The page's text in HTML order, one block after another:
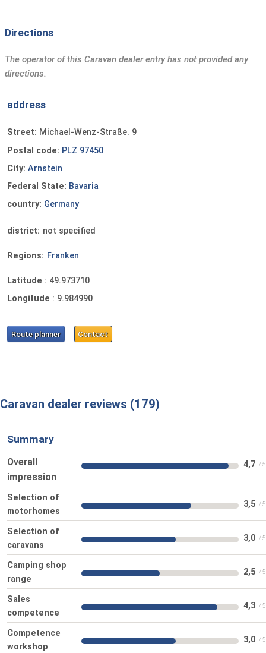
Directions
The operator of this Caravan dealer entry has not provided any
directions.
address
Street: Michael-Wenz-Straße. 9
Postal code: PLZ 97450
City: Arnstein
Federal State: Bavaria
country: Germany
district: not specified
Regions: Franken
Latitude : 49.973710
Longitude : 9.984990
Route planner Contact
Caravan dealer reviews 179
Summary
Overall
impression
4,7
Selection of
motorhomes
3,5
Selection of
caravans
3,0
Camping shop
range
2,5
Sales
competence
4,3
Competence
workshop
3,0